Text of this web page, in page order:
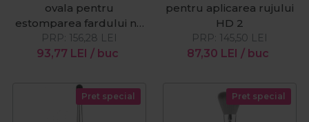
ovala pentru
estomparea fardului nr.
16
93,77 LEI / buc
PRP: 156,28 LEI
pentru aplicarea rujului
HD 2
87,30 LEI / buc
PRP: 145,50 LEI
Pret special Pret special